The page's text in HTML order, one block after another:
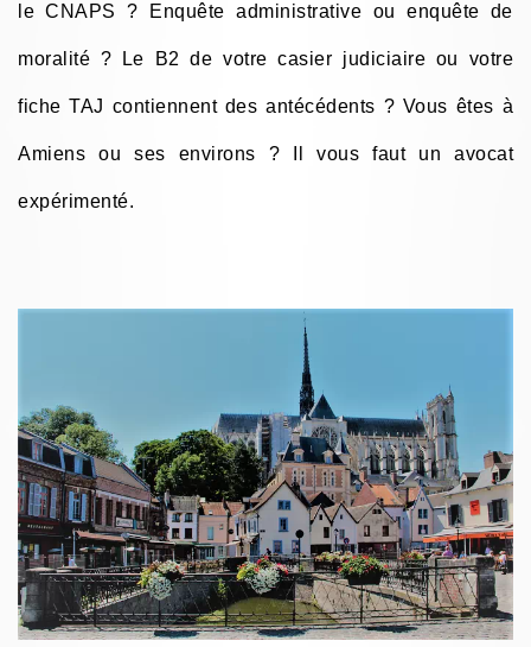
le CNAPS ? Enquête administrative ou enquête de
moralité ? Le B2 de votre casier judiciaire ou votre
fiche TAJ contiennent des antécédents ? Vous êtes à
Amiens ou ses environs ? Il vous faut un avocat
expérimenté.